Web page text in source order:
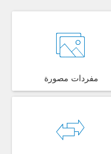
مفردات مصورة